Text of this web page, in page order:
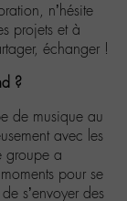
n’hésite
projets et à
échanger !
?
de musique au
avec les
groupe a
pour se
s’envoyer des